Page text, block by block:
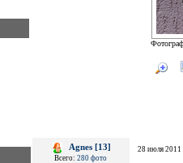
Agnes [13]
Всего:280 фото
28 июля 2011